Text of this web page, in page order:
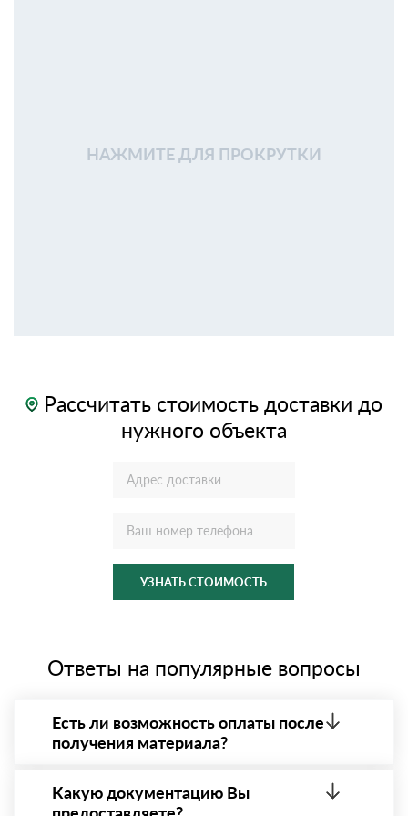
НАЖМИТЕ ДЛЯ ПРОКРУТКИ
Рассчитать стоимость доставки до
нужного объекта
УЗНАТЬ СТОИМОСТЬ
Ответы на популярные вопросы
Есть ли возможность оплаты после
получения материала?
- оплата по факту получения товара. При этом,
если доставленный товар был ненадлежащего
Какую документацию Вы